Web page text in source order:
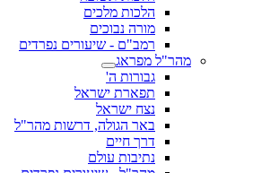
הלכות מלכים
מורה נבוכים
רמב"ם - שיעורים נפרדים
מהר"ל מפראג
גבורות ה'
תפארת ישראל
נצח ישראל
באר הגולה, דרשות מהר"ל
דרך חיים
נתיבות עולם